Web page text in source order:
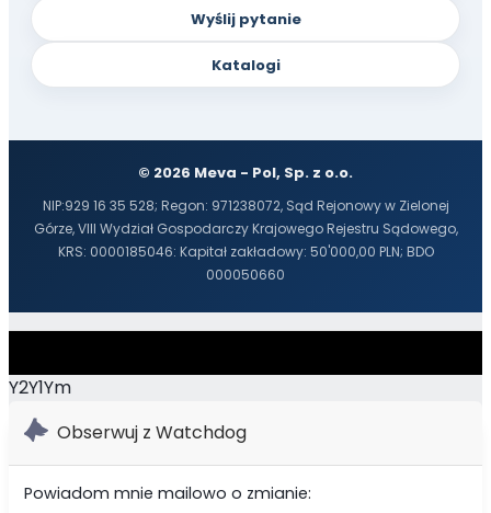
Wyślij pytanie
Katalogi
© 2026 Meva - Pol, Sp. z o.o.
NIP:929 16 35 528; Regon: 971238072, Sąd Rejonowy w Zielonej
Górze, VIII Wydział Gospodarczy Krajowego Rejestru Sądowego,
KRS: 0000185046: Kapitał zakładowy: 50'000,00 PLN; BDO
000050660
Y2Y1Ym
Obserwuj z Watchdog
Powiadom mnie mailowo o zmianie: